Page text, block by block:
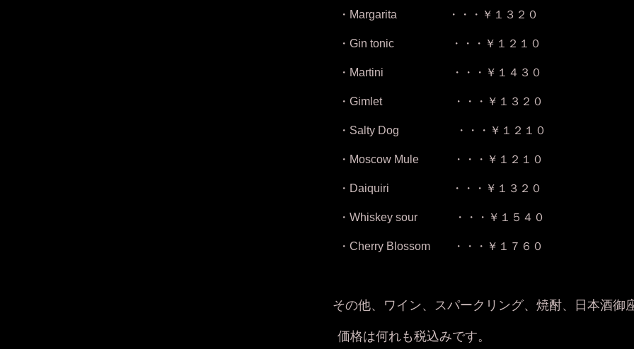
・Margarita ・・・￥１３２０
・Gin tonic ・・・￥１２１０
・Martini ・・・￥１４３０
・Gimlet ・・・￥１３２０
・Salty Dog ・・・￥１２１０
・Moscow Mule ・・・￥１２１０
・Daiquiri ・・・￥１３２０
・Whiskey sour ・・・￥１５４０
・Cherry Blossom ・・・￥１７６０
・・・and
その他、ワイン、スパークリング、焼酎、日本酒御
価格は何れも税込みです。